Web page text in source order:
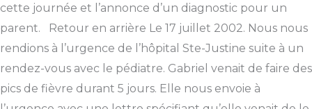
cette journée et l’annonce d’un diagnostic pour un
parent. Retour en arrière Le 17 juillet 2002. Nous nous
rendions à l’urgence de l’hôpital Ste-Justine suite à un
rendez-vous avec le pédiatre. Gabriel venait de faire des
pics de fièvre durant 5 jours. Elle nous envoie à